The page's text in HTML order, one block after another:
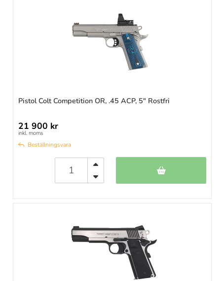
Pistol Colt Competition OR, .45 ACP, 5" Rostfri
21 900 kr
inkl. moms
Beställningsvara